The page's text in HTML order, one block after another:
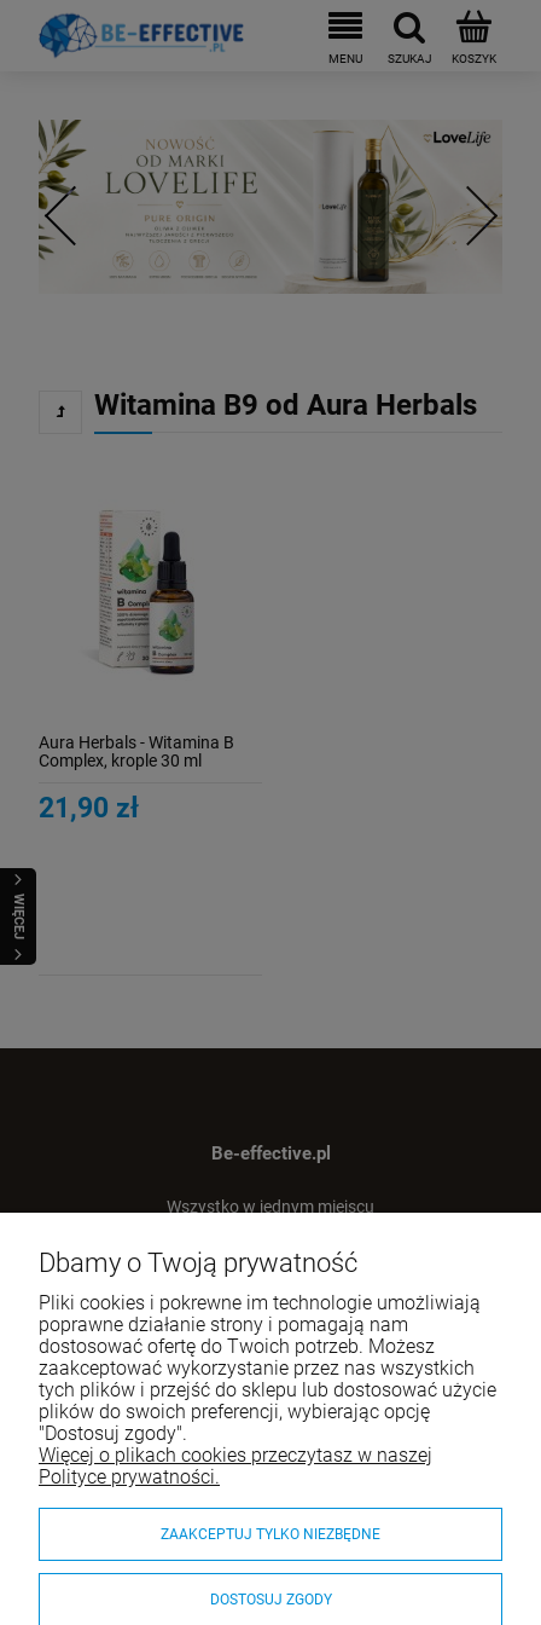
WIĘCEJ
Witamina B9 od Aura Herbals
Aura Herbals - Witamina B
Complex, krople 30 ml
21,90 zł
Be-effective.pl
Wszystko w jednym miejscu
Tel.:
E-mail: sklep@be-effective.pl
Moje konto
Baza wiedzy
Płatności i dostawa
Informacje
O nas
Dbamy o Twoją prywatność
Pliki cookies i pokrewne im technologie umożliwiają
poprawne działanie strony i pomagają nam
dostosować ofertę do Twoich potrzeb. Możesz
zaakceptować wykorzystanie przez nas wszystkich
tych plików i przejść do sklepu lub dostosować użycie
plików do swoich preferencji, wybierając opcję
"Dostosuj zgody".
Więcej o plikach cookies przeczytasz w naszej
Polityce prywatności.
ZAAKCEPTUJ TYLKO NIEZBĘDNE
DOSTOSUJ ZGODY